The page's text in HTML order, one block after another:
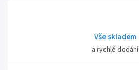
Vše skladem
a rychlé dodání